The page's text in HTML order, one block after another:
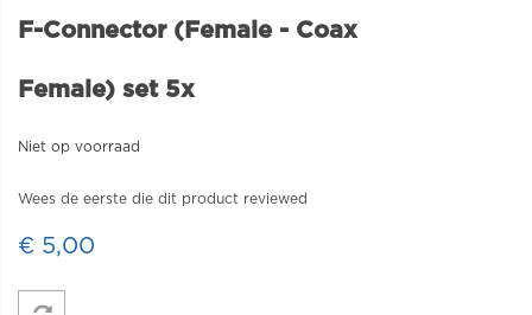
F-Connector (Female - Coax
Female) set 5x
Niet op voorraad
Wees de eerste die dit product reviewed
€ 5,00